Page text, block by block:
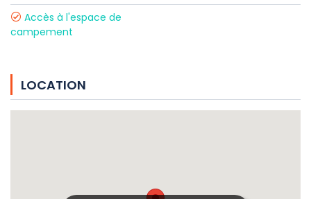
Accès à l'espace de
campement
LOCATION